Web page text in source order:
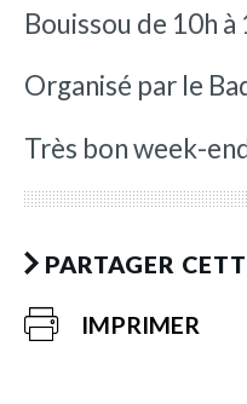
Bouissou de 10h à
Organisé par le
Très bon week-
PARTAGER
IMPRIMER